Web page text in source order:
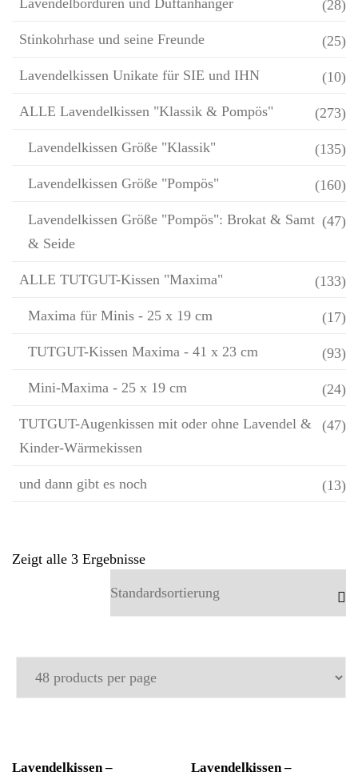
Lavendelbordüren und Duftanhänger (28)
Stinkohrhase und seine Freunde (25)
Lavendelkissen Unikate für SIE und IHN (10)
ALLE Lavendelkissen "Klassik & Pompös" (273)
Lavendelkissen Größe "Klassik" (135)
Lavendelkissen Größe "Pompös" (160)
Lavendelkissen Größe "Pompös": Brokat & Samt
& Seide
(47)
ALLE TUTGUT-Kissen "Maxima" (133)
Maxima für Minis - 25 x 19 cm (17)
TUTGUT-Kissen Maxima - 41 x 23 cm (93)
Mini-Maxima - 25 x 19 cm (24)
TUTGUT-Augenkissen mit oder ohne Lavendel &
Kinder-Wärmekissen
(47)
und dann gibt es noch (13)
Zeigt alle 3 Ergebnisse
Lavendelkissen –
Lavendelkissen –